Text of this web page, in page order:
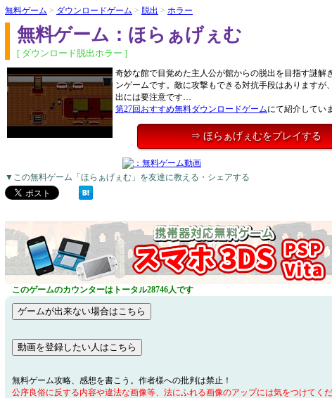
無料ゲーム > ダウンロードゲーム > 脱出 > ホラー
無料ゲーム：ほらぁげぇむ
[ ダウンロード脱出ホラー ]
奇妙な館で目覚めた主人公が館からの脱出を目指す謎解
ンゲームです。敵に攻撃もできる対抗手段はありますが
出には要注意です…
第27回おすすめ無料ダウンロードゲームにて紹介してい
⇒ ほらぁげぇむをプレイする
▼この無料ゲーム「ほらぁげぇむ」を友達に教える・シェアする
このゲームのカウンターはトータル28746人です
無料ゲーム攻略、感想を書こう。作者様への批判は禁止！
公序良俗に反する内容や違法な画像等、法にふれる画像のアップには気をつけてく